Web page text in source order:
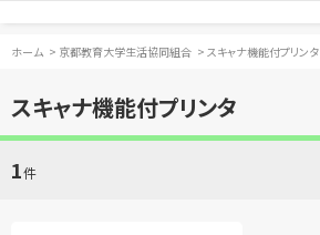
ホーム > 京都教育大学生活協同組合 > スキャナ機能付プリンタ
スキャナ機能付プリンタ
1件